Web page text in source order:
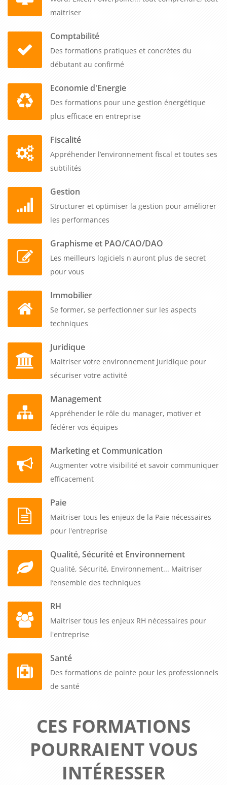
opérationnelle de l'évaluation des risques, sécurisent la
transforment le DUER en véritable levier de management de
la sécurité au travail.
maitriser
Comptabilité
Des formations pratiques et concrètes du
débutant au confirmé
Economie d'Energie
Des formations pour une gestion énergétique
plus efficace en entreprise
Fiscalité
Appréhender l’environnement fiscal et toutes ses
subtilités
Gestion
Structurer et optimiser la gestion pour améliorer
les performances
Graphisme et PAO/CAO/DAO
Les meilleurs logiciels n'auront plus de secret
pour vous
Immobilier
Se former, se perfectionner sur les aspects
techniques
Juridique
Maitriser votre environnement juridique pour
sécuriser votre activité
Management
Appréhender le rôle du manager, motiver et
fédérer vos équipes
Marketing et Communication
Augmenter votre visibilité et savoir communiquer
efficacement
Paie
Maitriser tous les enjeux de la Paie nécessaires
pour l'entreprise
Qualité, Sécurité et Environnement
Qualité, Sécurité, Environnement... Maitriser
l’ensemble des techniques
RH
Maitriser tous les enjeux RH nécessaires pour
l'entreprise
Santé
Des formations de pointe pour les professionnels
de santé
CES FORMATIONS
POURRAIENT VOUS
INTÉRESSER